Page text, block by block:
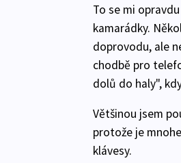
To se mi
kamarádky.
doprovodu, ale
chodbě pro
dolů do haly",
Většinou jsem
protože je
klávesy.